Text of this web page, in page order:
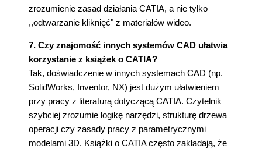
zrozumienie zasad działania CATIA, a nie tylko
,,odtwarzanie kliknięć" z materiałów wideo.
7. Czy znajomość innych systemów CAD ułatwia
korzystanie z książek o CATIA?
Tak, doświadczenie w innych systemach CAD (np.
SolidWorks, Inventor, NX) jest dużym ułatwieniem
przy pracy z literaturą dotyczącą CATIA. Czytelnik
szybciej zrozumie logikę narzędzi, strukturę drzewa
operacji czy zasady pracy z parametrycznymi
modelami 3D. Książki o CATIA często zakładają, że